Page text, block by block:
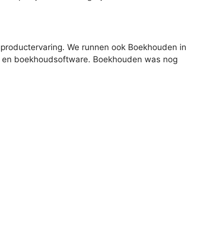
We runnen ook Boekhouden in
boekhoudsoftware. Boekhouden was nog